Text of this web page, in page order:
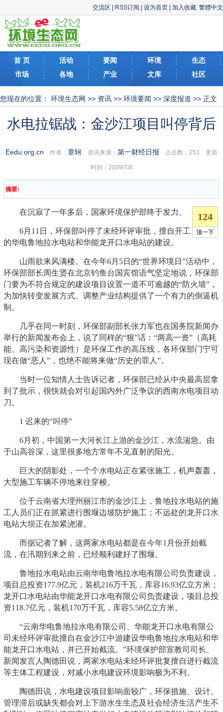
交流区 RSS订阅 设为首页 加入收藏 繁體中文
首 页 活动 要闻 环境
生态
市场
各地 产业 文库 社区
您现在的位置： 环境生态网 >> 资讯 >> 环境要闻 >> 深度报道 >> 正文
水电拉锯战：金沙江项目叫停背后
Eedu.org.cn 作者： 章轲 资讯来源： 第一财经日报 点击数： 253 更新
时间：2009/7/8
摘要:
在沉寂了一年多后，国家环境保护部终于发力。
6月11日，环保部叫停了未经环评审批，擅自开工
的华电鲁地拉水电站和华能龙开口水电站的建设。
山雨欲来风满楼。在今年6月5日的“世界环境日”活动中，
环保部部长周生贤在北京钓鱼台国宾馆语气坚定地说，环保部
门要为不符合规定的建设项目设置一道不可逾越的“防火墙”，
为加快转变发展方式、调整产业结构提供了一个有力的倒逼机
制。
几乎在同一时刻，环保部副部长张力军也在国务院新闻办
举行的新闻发布会上，说了同样的“狠”话：“两高一资”（高耗
能、高污染和资源性）是环保工作的高压线，各环保部门宁可
现在做“恶人”，也绝不能将来做“历史的罪人”。
当时一位知情人士告诉记者，环保部已经从中央最高层拿
到了批示，很快就会对引起国内外广泛争议的西南水电项目动
刀。
1 迟来的“叫停”
6月初，中国第一大河长江上游的金沙江，水流湍急。由
于山高谷深，这里很多地方常年不见直射的阳光。
巨大的阴影处，一个个水电站正在紧张施工，机声轰轰，
大型施工车辆不停地来往穿梭。
位于云南省大理州丽江市的金沙江上，鲁地拉水电站的施
工人员们正在抓紧进行围堰边坡防护施工；不远处的龙开口水
电站大坝正在加紧浇灌。
而据记者了解，这两家水电站都是在今年1月份开始截
流，在汛期到来之前，已经顺利建好了围堰。
鲁地拉水电站由云南华电鲁地拉水电有限公司负责建设，
项目总投资177.9亿元，装机216万千瓦，库容16.93亿立方米；
龙开口水电站由华能龙开口水电有限公司负责建设，项目总投
资118.7亿元，装机170万千瓦，库容5.58亿立方米。
“云南华电鲁地拉水电有限公司、华能龙开口水电有限公
司未经环评审批擅自在金沙江中游建设华电鲁地拉水电站和华
能龙开口水电站，并已开始截流。”环境保护部宣教司司长、
新闻发言人陶德田说，两家水电站未经环评批复擅自进行截流
等主体工程建设，对减小水电建设环境影响极为不利。
陶德田说，水电建设项目影响面较广，环保措施、设计、
管理滞后或缺失都会对上下游水生生态及社会经济生活产生不